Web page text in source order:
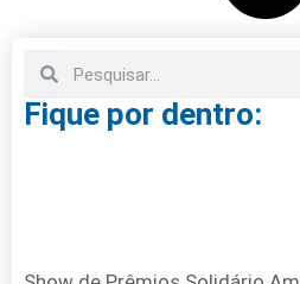
Fique por dentro: